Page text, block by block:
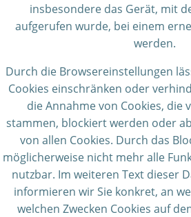
insbesondere das Gerät, mit
aufgerufen wurde, bei einem
werden.
Durch die Browsereinstellungen
Cookies einschränken oder
die Annahme von Cookies,
stammen, blockiert werden oder
von allen Cookies. Durch das
möglicherweise nicht mehr alle
nutzbar. Im weiteren Text dieser
informieren wir Sie konkret, an
welchen Zwecken Cookies auf